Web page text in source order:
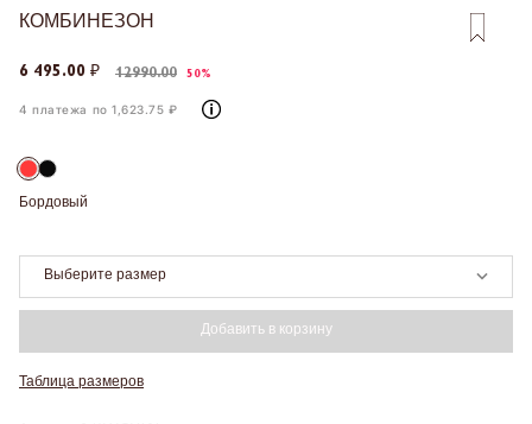
КОМБИНЕЗОН
6 495.00 ₽ 12990.00 50%
4 платежа по 1,623.75 ₽
Бордовый
Выберите размер
Добавить в корзину
Таблица размеров